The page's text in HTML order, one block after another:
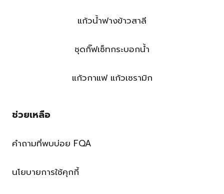
แก้วน้ำฟางข้าวสาลี
ชุดกิ๊ฟเซ็ทกระบอกน้ำ
แก้วกาแฟ แก้วเซรามิก
ช่วยเหลือ
คำถามที่พบบ่อย FQA
นโยบายการใช้คุกกี้